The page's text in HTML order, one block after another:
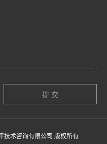
技术咨询有限公司 版权所有